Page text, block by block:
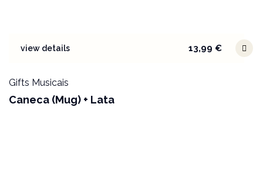
view details 13,99 €
Gifts Musicais
Caneca (Mug) + Lata